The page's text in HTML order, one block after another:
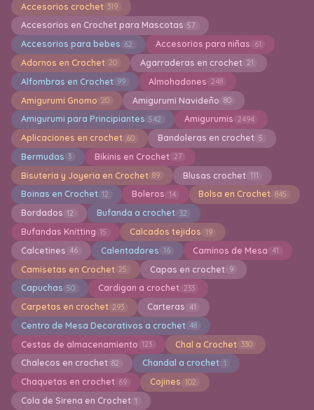
Accesorios crochet 319
Accesorios en Crochet para Mascotas 57
Accesorios para bebes 62 Accesorios para niñas 61
Adornos en Crochet 20 Agarraderas en crochet 21
Alfombras en Crochet 99 Almohadones 248
Amigurumi Gnomo 20 Amigurumi Navideño 80
Amigurumi para Principiantes 542 Amigurumis 2494
Aplicaciones en crochet 60 Bandoleras en crochet 5
Bermudas 3 Bikinis en Crochet 27
Bisuteria y Joyeria en Crochet 89 Blusas crochet 111
Boinas en Crochet 12 Boleros 14 Bolsa en Crochet 845
Bordados 12 Bufanda a crochet 32
Bufandas Knitting 15 Calcados tejidos 19
Calcetines 46 Calentadores 16 Caminos de Mesa 41
Camisetas en Crochet 25 Capas en crochet 9
Capuchas 50 Cardigan a crochet 233
Carpetas en crochet 293 Carteras 41
Centro de Mesa Decorativos a crochet 48
Cestas de almacenamiento 123 Chal a Crochet 330
Chalecos en crochet 82 Chandal a crochet 1
Chaquetas en crochet 69 Cojines 102
Cola de Sirena en Crochet 1